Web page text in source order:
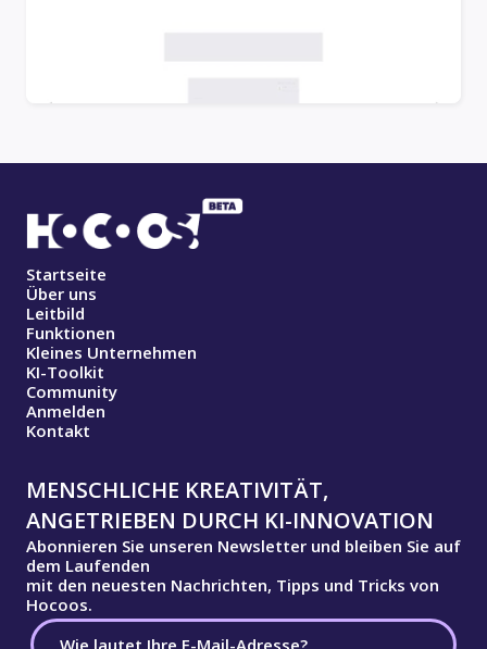
Startseite
Über uns
Leitbild
Funktionen
Kleines Unternehmen
KI-Toolkit
Community
Anmelden
Kontakt
MENSCHLICHE KREATIVITÄT,
ANGETRIEBEN DURCH KI-INNOVATION
Abonnieren Sie unseren Newsletter und bleiben Sie auf
dem Laufenden
mit den neuesten Nachrichten, Tipps und Tricks von
Hocoos.